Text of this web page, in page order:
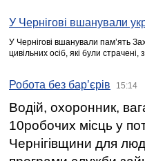
У Чернігові вшанували
У Чернігові вшанували пам’ять
цивільних осіб, які були
Робота без бар’єрів 15:14
Водій, охоронник,
10робочих місць у
Чернігівщини для